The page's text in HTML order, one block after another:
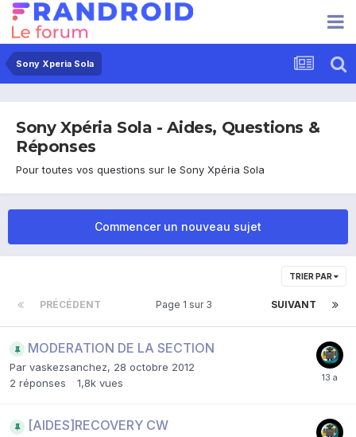
Sony Xperia Sola
Sony Xpéria Sola - Aides, Questions &
Réponses
Pour toutes vos questions sur le Sony Xpéria Sola
Commencer un nouveau sujet
TRIER PAR
PRÉCÉDENT SUIVANT
Page 1 sur 3
MODERATION DE LA SECTION
Par vaskezsanchez, 28 octobre 2012
2 réponses 1,8k vues
[AIDES]RECOVERY CW